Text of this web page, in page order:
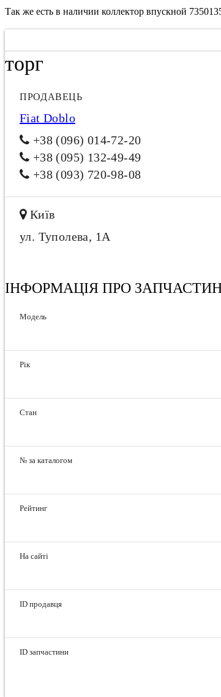
Так же есть в наличии коллектор впускной
торг
ПРОДАВЕЦЬ
Fiat Doblo
+38 (096) 014-72-20
+38 (095) 132-49-49
+38 (093) 720-98-08
Київ
ул. Туполева, 1А
ІНФОРМАЦІЯ ПРО
Модель
Рік
Стан
№ за каталогом
Рейтинг
На сайті
ID продавця
ID запчастини